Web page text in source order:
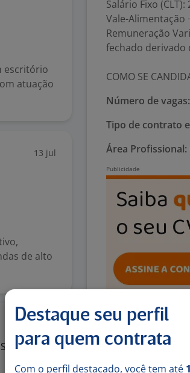
escritório
atuação
13 jul
de alto
LTDA
Salário Fixo (CLT):
Vale-Alimentação
Remuneração
fechado derivado
COMO SE
Número de vagas:
Tipo de contrato
Área Profissional:
Exigências
Escolaridade
Valorizado
Destaque seu perfil
para quem contrata
Com o perfil destacado, você tem até